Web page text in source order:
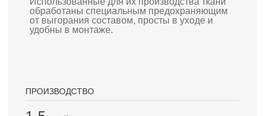
обработаны специальным предохраняющим
от выгорания составом, просты в уходе и
удобны в монтаже.
ПРОИЗВОДСТВО